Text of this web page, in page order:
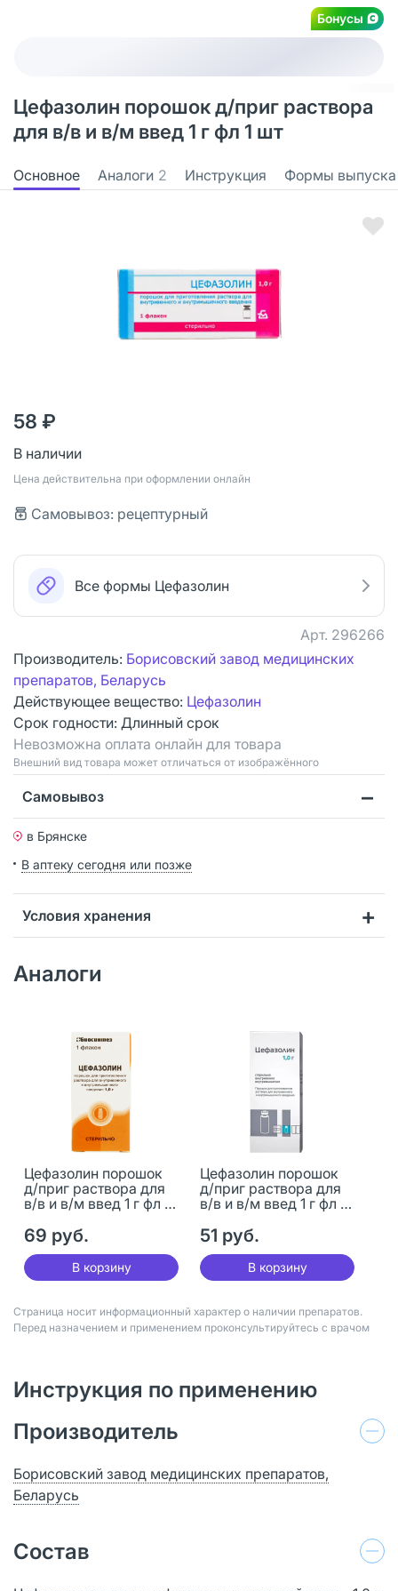
Бонусы
Цефазолин порошок д/приг раствора
для в/в и в/м введ 1 г фл 1 шт
Основное Аналоги 2 Инструкция Формы выпуска
58 ₽
В наличии
Цена действительна при оформлении онлайн
Самовывоз: рецептурный
Все формы Цефазолин
Арт. 296266
Производитель: Борисовский завод медицинских
препаратов, Беларусь
Действующее вещество: Цефазолин
Срок годности: Длинный срок
Невозможна оплата онлайн для товара
Bнешний вид товара может отличаться от изображённого
Самовывоз
в Брянске
В аптеку сегодня или позже
Условия хранения
Аналоги
Цефазолин порошок
д/приг раствора для
в/в и в/м введ 1 г фл 1
69 руб.
В корзину
Цефазолин порошок
д/приг раствора для
в/в и в/м введ 1 г фл 1
51 руб.
В корзину
Страница носит информационный характер о наличии препаратов.
Перед назначением и применением проконсультируйтесь с врачом
Инструкция по применению
Производитель
Борисовский завод медицинских препаратов,
Беларусь
Состав